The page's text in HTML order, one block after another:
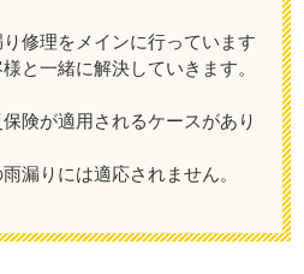
修理をメインに行っています
と一緒に解決していきます。
険が適用されるケースがあり
漏りには適応されません。